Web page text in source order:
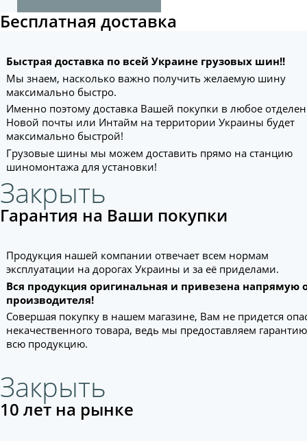
Бесплатная доставка
Быстрая доставка по всей Украине грузовых шин!!
Мы знаем, насколько важно получить желаемую шину
максимально быстро.
Именно поэтому доставка Вашей покупки в любое
Новой почты или Интайм на территории Украины будет
максимально быстрой!
Грузовые шины мы можем доставить прямо на станцию
шиномонтажа для установки!
Закрыть
Гарантия на Ваши покупки
Продукция нашей компании отвечает всем нормам
эксплуатации на дорогах Украины и за её приделами.
Вся продукция оригинальная и привезена напрямую
производителя!
Совершая покупку в нашем магазине, Вам не придется
некачественного товара, ведь мы предоставляем
всю продукцию.
Закрыть
10 лет на рынке